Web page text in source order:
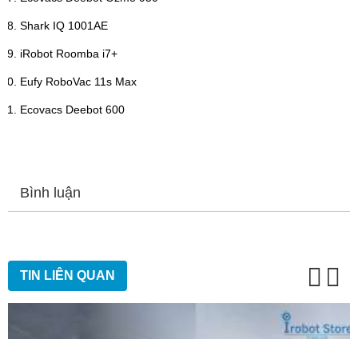
Shark IQ 1001AE
iRobot Roomba i7+
Eufy RoboVac 11s Max
Ecovacs Deebot 600
Bình luận
TIN LIÊN QUAN